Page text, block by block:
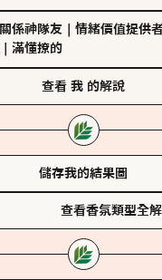
關係神隊友 情緒價值提供
滿懂撩的
查看 我 的解說
儲存我的結果圖
查看香氛類型全